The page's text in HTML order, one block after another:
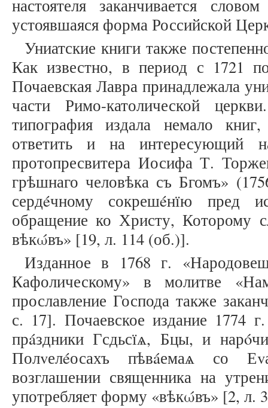
настоятеля заканчивается
устоявшаяся форма Российской
Униатские книги также
Как известно, в период с 1721
Почаевская Лавра принадлежала
части Римо-католической
типография издала немало
ответить и на интересующий
протопресвитера Иосифа Т.
грѣшнаго человѣка съ Бгомъ»
сердéчному сокрешéнїю пред
обращение ко Христу, Которому
вѣкώвъ» [19, л. 114 (об.)].
Изданное в 1768 г.
Кафолическому» в молитве
прославление Господа также
с. 17]. Почаевское издание 1774
прáздники Гсдьсїѧ, Бцы, и
Полvелéосахъ пѣвáемаѧ со
возглашении священника на
употребляет форму «вѣкώвъ» [2, л.